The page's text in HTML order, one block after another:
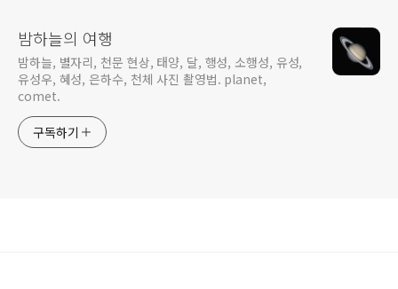
밤하늘의 여행
밤하늘, 별자리, 천문 현상, 태양, 달, 행성, 소행성, 유성,
유성우, 혜성, 은하수, 천체 사진 촬영법. planet,
comet.
구독하기